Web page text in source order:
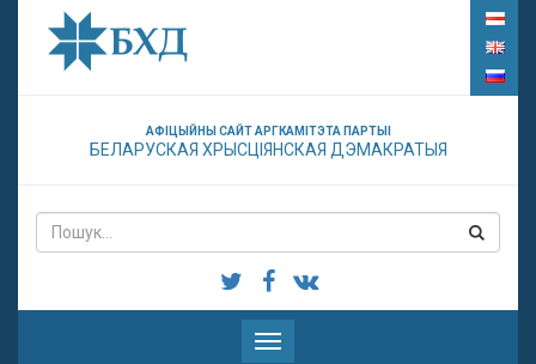
АФІЦЫЙНЫ САЙТ АРГКАМІТЭТА ПАРТЫІ
БЕЛАРУСКАЯ ХРЫСЦІЯНСКАЯ ДЭМАКРАТЫЯ
Паказаць